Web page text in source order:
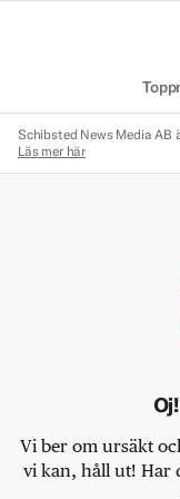
Schibsted News Media AB
Läs mer här
Vi ber om ursäkt
vi kan, håll ut! Har